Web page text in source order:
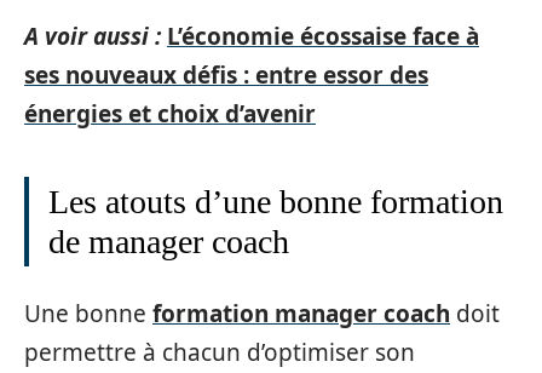
A voir aussi : L’économie écossaise face à
ses nouveaux défis : entre essor des
énergies et choix d’avenir
Les atouts d’une bonne formation
de manager coach
Une bonne formation manager coach doit
permettre à chacun d’optimiser son